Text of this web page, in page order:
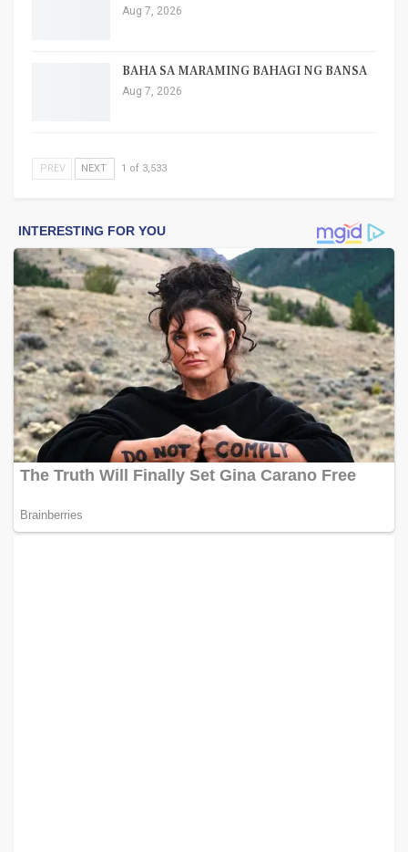
Aug 7, 2026
BAHA SA MARAMING BAHAGI NG BANSA
Aug 7, 2026
PREV NEXT 1 of 3,533